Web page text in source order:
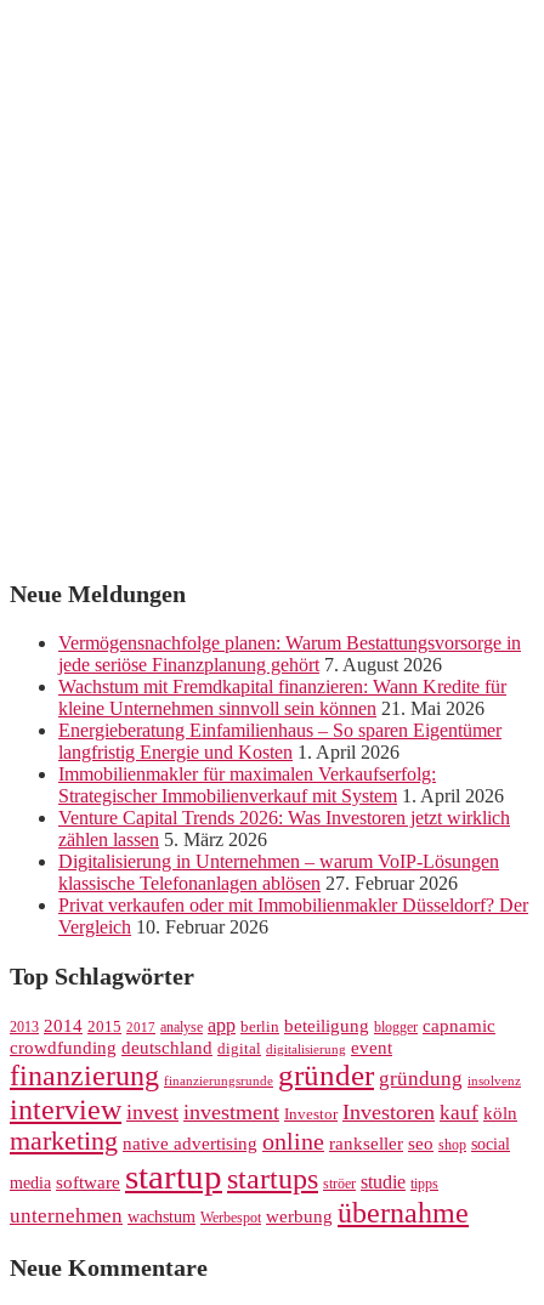
Neue Meldungen
Vermögensnachfolge planen: Warum Bestattungsvorsorge in
jede seriöse Finanzplanung gehört 7. August 2026
Wachstum mit Fremdkapital finanzieren: Wann Kredite für
kleine Unternehmen sinnvoll sein können 21. Mai 2026
Energieberatung Einfamilienhaus – So sparen Eigentümer
langfristig Energie und Kosten 1. April 2026
Immobilienmakler für maximalen Verkaufserfolg:
Strategischer Immobilienverkauf mit System 1. April 2026
Venture Capital Trends 2026: Was Investoren jetzt wirklich
zählen lassen 5. März 2026
Digitalisierung in Unternehmen – warum VoIP-Lösungen
klassische Telefonanlagen ablösen 27. Februar 2026
Privat verkaufen oder mit Immobilienmakler Düsseldorf? Der
Vergleich 10. Februar 2026
Top Schlagwörter
2013 2014 2015 2017 analyse app berlin beteiligung blogger capnamic
crowdfunding deutschland digital digitalisierung event
finanzierung finanzierungsrunde gründer gründung insolvenz
interview invest investment Investor Investoren kauf köln
marketing native advertising online rankseller seo shop social
media software startup startups ströer studie tipps
unternehmen wachstum Werbespot werbung übernahme
Neue Kommentare